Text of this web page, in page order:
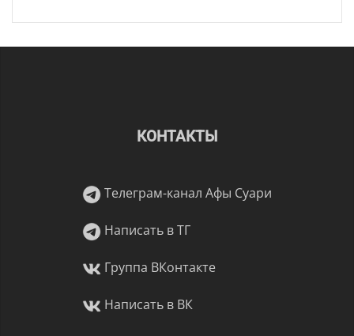
КОНТАКТЫ
Телеграм-канал Афы Суари
Написать в ТГ
Группа ВКонтакте
Написать в ВК